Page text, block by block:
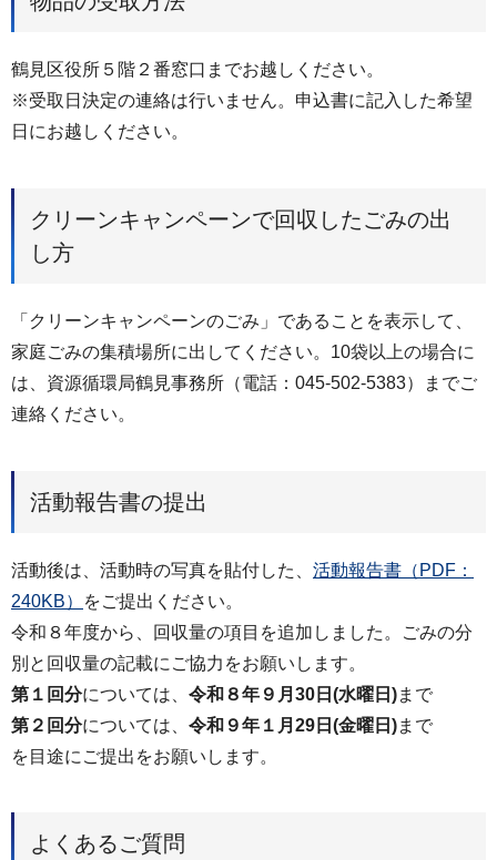
鶴見区役所５階２番窓口までお越しください。
※受取日決定の連絡は行いません。申込書に記入した希望
日にお越しください。
クリーンキャンペーンで回収したごみの出
し方
「クリーンキャンペーンのごみ」であることを表示して、
家庭ごみの集積場所に出してください。10袋以上の場合に
は、資源循環局鶴見事務所（電話：045-502-5383）までご
連絡ください。
活動報告書の提出
活動後は、活動時の写真を貼付した、 活動報告書（PDF：
240KB）
をご提出ください。
令和８年度から、回収量の項目を追加しました。ごみの分
別と回収量の記載にご協力をお願いします。
第１回分については、 令和８年９月30日(水曜日)まで
第２回分については、 令和９年１月29日(金曜日)まで
を目途にご提出をお願いします。
よくあるご質問